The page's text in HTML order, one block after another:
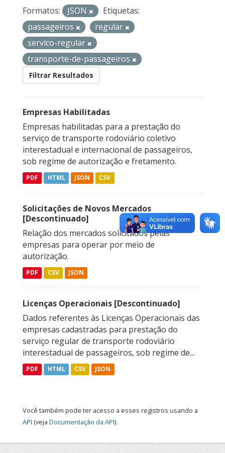
Formatos: JSON
Etiquetas:
passageiros
regular
servico-regular
transporte-de-passageiros
Filtrar Resultados
Empresas Habilitadas
Empresas habilitadas para a prestação do
serviço de transporte rodoviário coletivo
interestadual e internacional de passageiros,
sob regime de autorização e fretamento.
PDF HTML JSON CSV
Solicitações de Novos Mercados
[Descontinuado]
Relação dos mercados solicitados pelas
empresas para operar por meio de
autorização.
PDF CSV JSON
Licenças Operacionais [Descontinuado]
Dados referentes às Licenças Operacionais das
empresas cadastradas para prestação do
serviço regular de transporte rodoviário
interestadual de passageiros, sob regime de...
PDF HTML CSV JSON
Você também pode ter acesso a esses registros usando a
API (veja Documentação da API).